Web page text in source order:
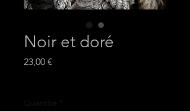
Noir et doré
23,00 €
Quantité